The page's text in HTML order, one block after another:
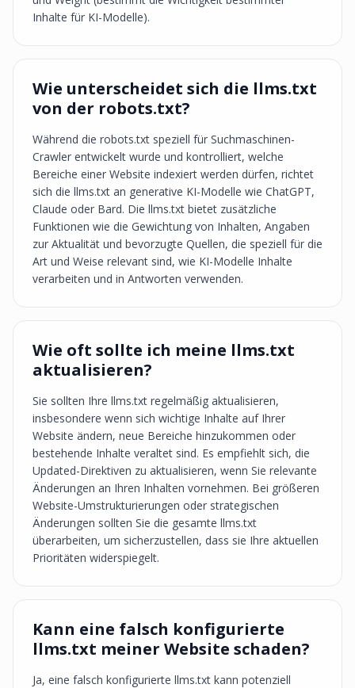
Inhalte für KI-Modelle).
Wie unterscheidet sich die llms.txt
von der robots.txt?
Während die robots.txt speziell für Suchmaschinen-
Crawler entwickelt wurde und kontrolliert, welche
Bereiche einer Website indexiert werden dürfen, richtet
sich die llms.txt an generative KI-Modelle wie ChatGPT,
Claude oder Bard. Die llms.txt bietet zusätzliche
Funktionen wie die Gewichtung von Inhalten, Angaben
zur Aktualität und bevorzugte Quellen, die speziell für die
Art und Weise relevant sind, wie KI-Modelle Inhalte
verarbeiten und in Antworten verwenden.
Wie oft sollte ich meine llms.txt
aktualisieren?
Sie sollten Ihre llms.txt regelmäßig aktualisieren,
insbesondere wenn sich wichtige Inhalte auf Ihrer
Website ändern, neue Bereiche hinzukommen oder
bestehende Inhalte veraltet sind. Es empfiehlt sich, die
Updated-Direktiven zu aktualisieren, wenn Sie relevante
Änderungen an Ihren Inhalten vornehmen. Bei größeren
Website-Umstrukturierungen oder strategischen
Änderungen sollten Sie die gesamte llms.txt
überarbeiten, um sicherzustellen, dass sie Ihre aktuellen
Prioritäten widerspiegelt.
Kann eine falsch konfigurierte
llms.txt meiner Website schaden?
Ja, eine falsch konfigurierte llms.txt kann potenziell